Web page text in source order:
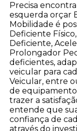
Precisa
esquerda orçar
Mobilidade é
Deficiente
Deficiente,
Prolongador
deficientes,
veicular para
Veicular, entre
de
trazer a
entende que
confiança de
através do